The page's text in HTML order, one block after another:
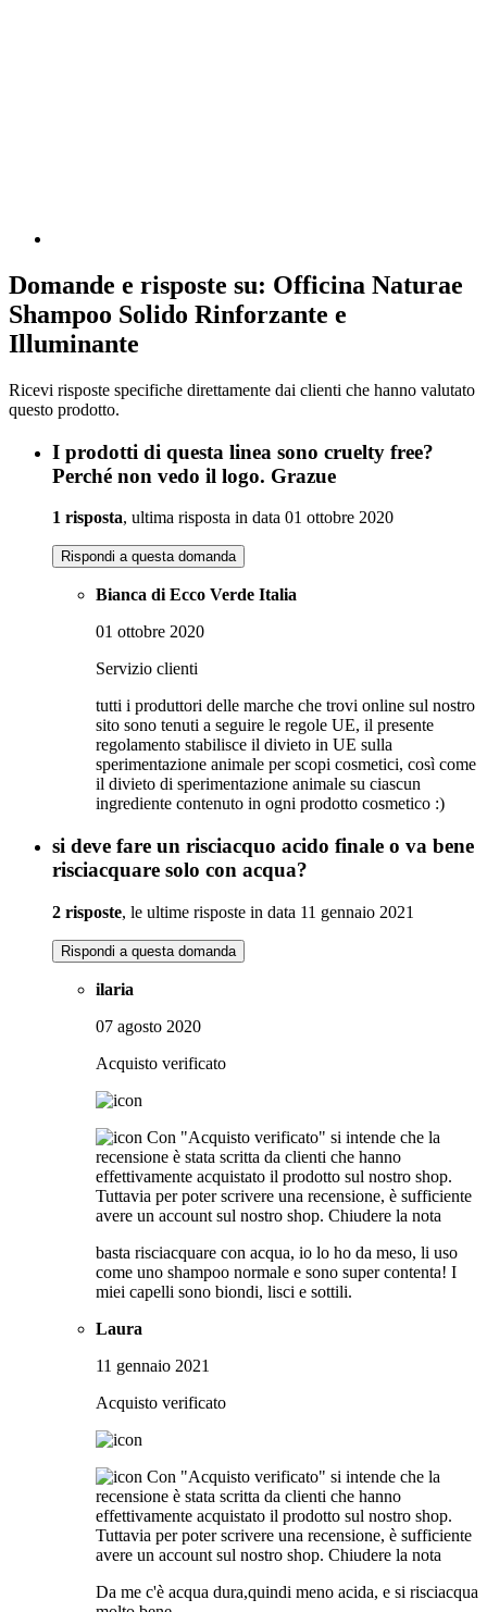
Domande e risposte su: Officina Naturae
Shampoo Solido Rinforzante e
Illuminante
Ricevi risposte specifiche direttamente dai clienti che hanno valutato
questo prodotto.
I prodotti di questa linea sono cruelty free?
Perché non vedo il logo. Grazue
1 risposta, ultima risposta in data 01 ottobre 2020
Rispondi a questa domanda
Bianca di Ecco Verde Italia
01 ottobre 2020
Servizio clienti
tutti i produttori delle marche che trovi online sul nostro
sito sono tenuti a seguire le regole UE, il presente
regolamento stabilisce il divieto in UE sulla
sperimentazione animale per scopi cosmetici, così come
il divieto di sperimentazione animale su ciascun
ingrediente contenuto in ogni prodotto cosmetico :)
si deve fare un risciacquo acido finale o va bene
risciacquare solo con acqua?
2 risposte, le ultime risposte in data 11 gennaio 2021
Rispondi a questa domanda
ilaria
07 agosto 2020
Acquisto verificato
Con "Acquisto verificato" si intende che la
recensione è stata scritta da clienti che hanno
effettivamente acquistato il prodotto sul nostro shop.
Tuttavia per poter scrivere una recensione, è sufficiente
avere un account sul nostro shop. Chiudere la nota
basta risciacquare con acqua, io lo ho da meso, li uso
come uno shampoo normale e sono super contenta! I
miei capelli sono biondi, lisci e sottili.
Laura
11 gennaio 2021
Acquisto verificato
Con "Acquisto verificato" si intende che la
recensione è stata scritta da clienti che hanno
effettivamente acquistato il prodotto sul nostro shop.
Tuttavia per poter scrivere una recensione, è sufficiente
avere un account sul nostro shop. Chiudere la nota
Da me c'è acqua dura,quindi meno acida, e si risciacqua